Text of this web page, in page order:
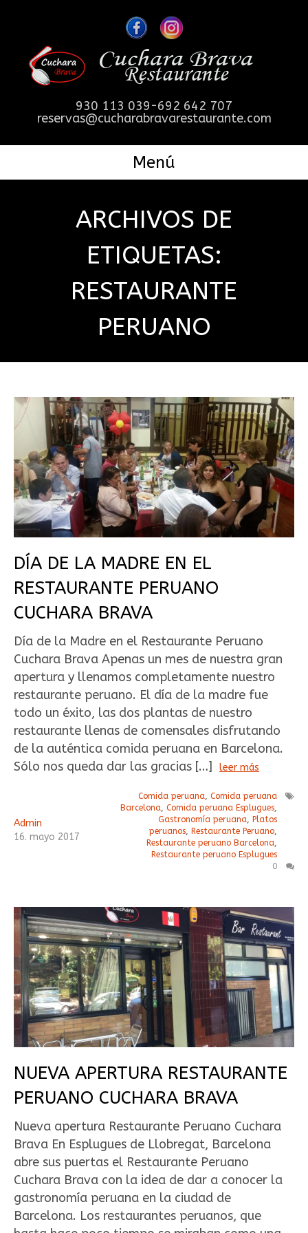
930 113 039-692 642 707
reservas@cucharabravarestaurante.com
Menú
ARCHIVOS DE
ETIQUETAS:
RESTAURANTE
PERUANO
DÍA DE LA MADRE EN EL
RESTAURANTE PERUANO
CUCHARA BRAVA
Día de la Madre en el Restaurante Peruano
Cuchara Brava Apenas un mes de nuestra gran
apertura y llenamos completamente nuestro
restaurante peruano. El día de la madre fue
todo un éxito, las dos plantas de nuestro
restaurante llenas de comensales disfrutando
de la auténtica comida peruana en Barcelona.
Sólo nos queda dar las gracias […]
leer más
Admin
16. mayo 2017
Comida peruana, Comida peruana
Barcelona, Comida peruana Esplugues,
Gastronomía peruana, Platos
peruanos, Restaurante Peruano,
Restaurante peruano Barcelona,
Restaurante peruano Esplugues
0
NUEVA APERTURA RESTAURANTE
PERUANO CUCHARA BRAVA
Nueva apertura Restaurante Peruano Cuchara
Brava En Esplugues de Llobregat, Barcelona
abre sus puertas el Restaurante Peruano
Cuchara Brava con la idea de dar a conocer la
gastronomía peruana en la ciudad de
Barcelona. Los restaurantes peruanos, que